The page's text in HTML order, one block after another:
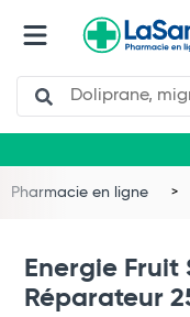
Search
Pharmacie en ligne
Energie Fruit
Réparateur